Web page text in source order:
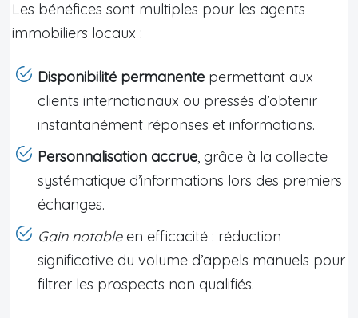
Les bénéfices sont multiples pour les agents
immobiliers locaux :
Disponibilité permanente permettant aux
clients internationaux ou pressés d’obtenir
instantanément réponses et informations.
Personnalisation accrue, grâce à la collecte
systématique d’informations lors des premiers
échanges.
Gain notableen efficacité : réduction
significative du volume d’appels manuels pour
filtrer les prospects non qualifiés.